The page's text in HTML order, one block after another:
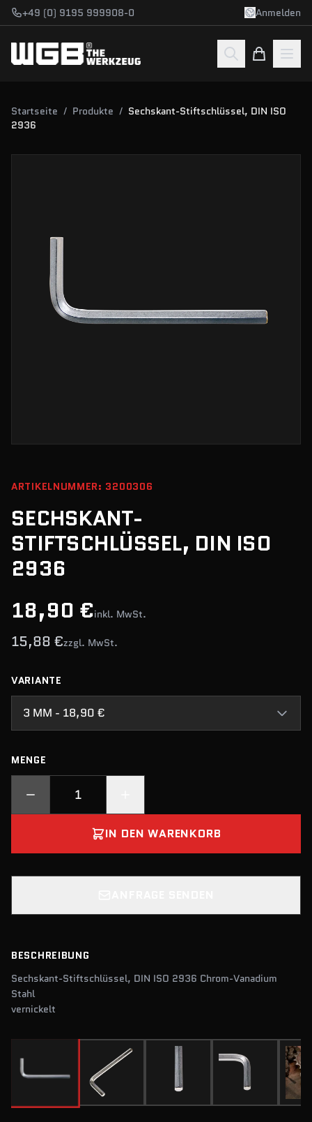
Zum Hauptinhalt springen
+49 (0) 9195 999908-0 Anmelden
Startseite / Produkte / Sechskant-Stiftschlüssel, DIN ISO
2936
ARTIKELNUMMER: 3200306
SECHSKANT-
STIFTSCHLÜSSEL, DIN ISO
2936
18,90 €inkl. MwSt.
15,88 €zzgl. MwSt.
VARIANTE
3 MM - 18,90 €
MENGE
IN DEN WARENKORB
BESCHREIBUNG
Sechskant-Stiftschlüssel, DIN ISO 2936 Chrom-Vanadium
Stahl
vernickelt